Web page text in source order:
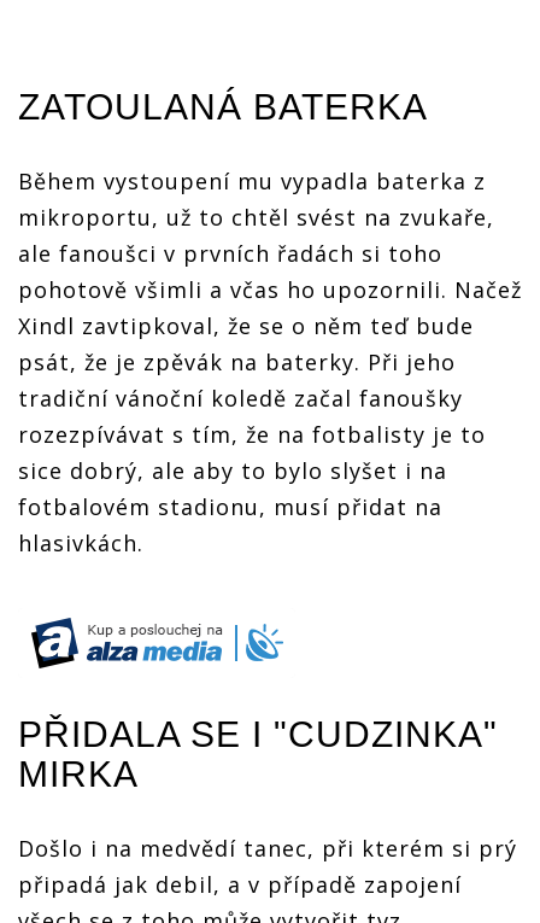
ZATOULANÁ BATERKA
Během vystoupení mu vypadla baterka z
mikroportu, už to chtěl svést na zvukaře,
ale fanoušci v prvních řadách si toho
pohotově všimli a včas ho upozornili. Načež
Xindl zavtipkoval, že se o něm teď bude
psát, že je zpěvák na baterky. Při jeho
tradiční vánoční koledě začal fanoušky
rozezpívávat s tím, že na fotbalisty je to
sice dobrý, ale aby to bylo slyšet i na
fotbalovém stadionu, musí přidat na
hlasivkách.
PŘIDALA SE I "CUDZINKA"
MIRKA
Došlo i na medvědí tanec, při kterém si prý
připadá jak debil, a v případě zapojení